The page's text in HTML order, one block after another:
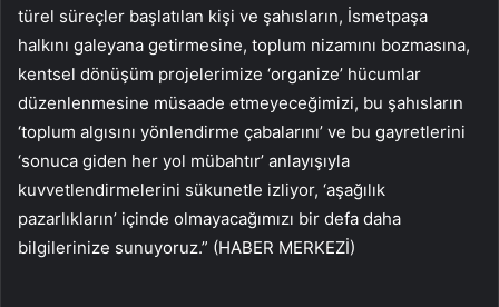
türel süreçler başlatılan kişi ve şahısların, İsmetpaşa
halkını galeyana getirmesine, toplum nizamını bozmasına,
kentsel dönüşüm projelerimize ‘organize’ hücumlar
düzenlenmesine müsaade etmeyeceğimizi, bu şahısların
‘toplum algısını yönlendirme çabalarını’ ve bu gayretlerini
‘sonuca giden her yol mübahtır’ anlayışıyla
kuvvetlendirmelerini sükunetle izliyor, ‘aşağılık
pazarlıkların’ içinde olmayacağımızı bir defa daha
bilgilerinize sunuyoruz.” (HABER MERKEZİ)